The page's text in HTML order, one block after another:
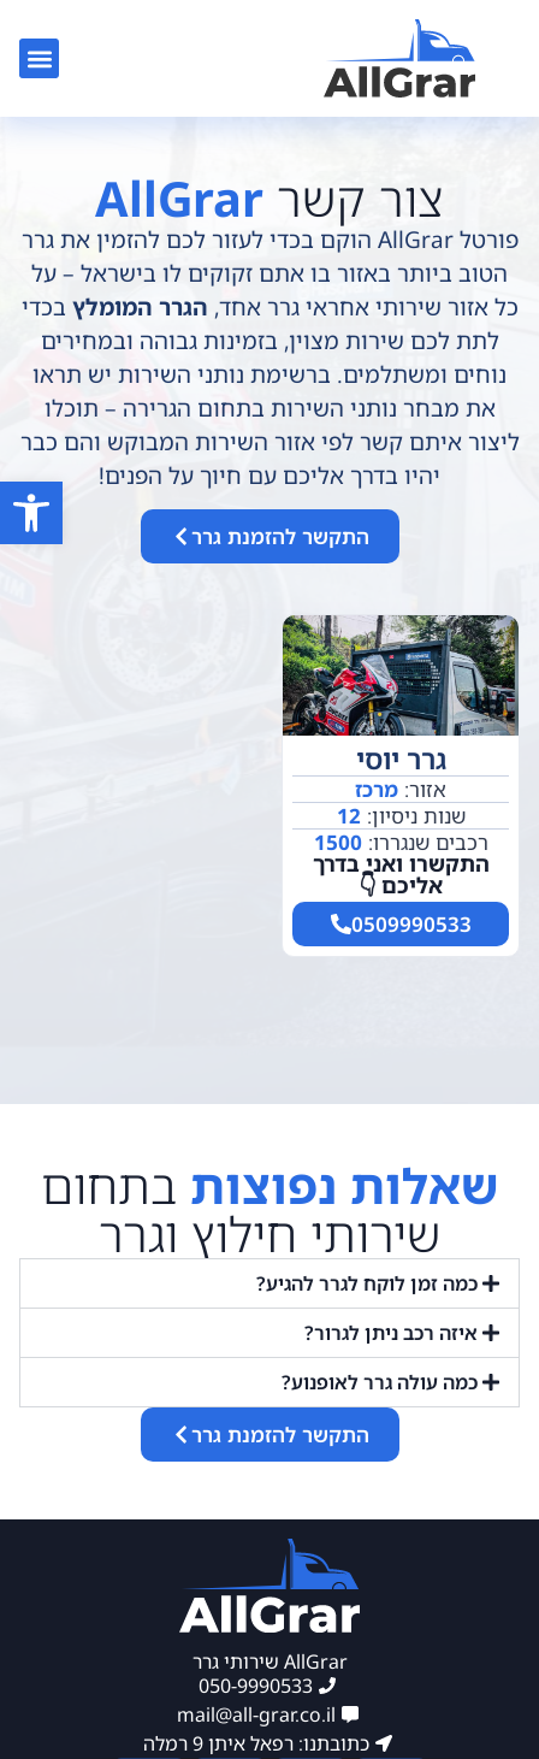
צור קשר AllGrar
פורטל AllGrar הוקם בכדי לעזור לכם להזמין את גרר
הטוב ביותר באזור בו אתם זקוקים לו בישראל – על
כל אזור שירותי אחראי גרר אחד, הגרר המומלץ בכדי
לתת לכם שירות מצוין, בזמינות גבוהה ובמחירים
נוחים ומשתלמים. ברשימת נותני השירות יש תראו
את מבחר נותני השירות בתחום הגרירה – תוכלו
ליצור איתם קשר לפי אזור השירות המבוקש והם כבר
יהיו בדרך אליכם עם חיוך על הפנים!
התקשר להזמנת גרר
גרר יוסי
אזור: מרכז
שנות ניסיון: 12
רכבים שנגררו:1500
התקשרו ואני בדרך
אליכם 👇
0509990533
שאלות נפוצות בתחום
שירותי חילוץ וגרר
כמה זמן לוקח לגרר להגיע?
איזה רכב ניתן לגרור?
כמה עולה גרר לאופנוע?
התקשר להזמנת גרר
AllGrar שירותי גרר
050-9990533
mail@all-grar.co.il
כתובתנו: רפאל איתן 9 רמלה
פתח